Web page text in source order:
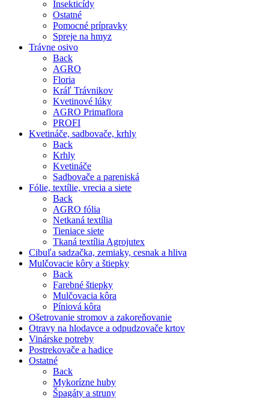
Insekticídy
Ostatné
Pomocné prípravky
Spreje na hmyz
Trávne osivo
Back
AGRO
Floria
Kráľ Trávnikov
Kvetinové lúky
AGRO Primaflora
PROFI
Kvetináče, sadbovače, krhly
Back
Krhly
Kvetináče
Sadbovače a pareniská
Fólie, textílie, vrecia a siete
Back
AGRO fólia
Netkaná textília
Tieniace siete
Tkaná textília Agrojutex
Cibuľa sadzačka, zemiaky, cesnak a hliva
Mulčovacie kôry a štiepky
Back
Farebné štiepky
Mulčovacia kôra
Píniová kôra
Ošetrovanie stromov a zakoreňovanie
Otravy na hlodavce a odpudzovače krtov
Vinárske potreby
Postrekovače a hadice
Ostatné
Back
Mykorízne huby
Špagáty a struny